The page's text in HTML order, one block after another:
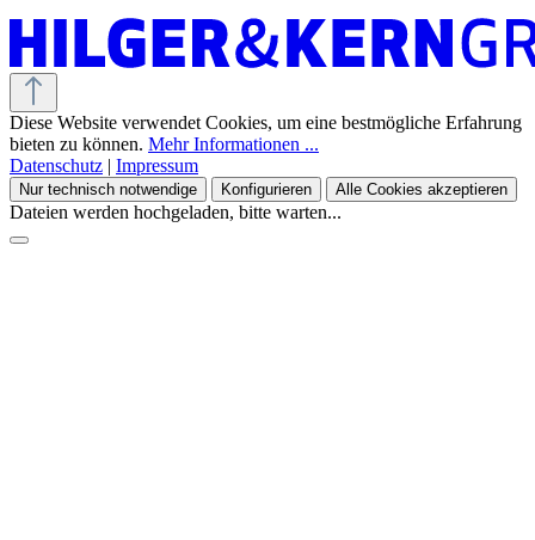
Diese Website verwendet Cookies, um eine bestmögliche Erfahrung
bieten zu können. Mehr Informationen ...
Datenschutz | Impressum
Nur technisch notwendige Konfigurieren Alle Cookies akzeptieren
Dateien werden hochgeladen, bitte warten...